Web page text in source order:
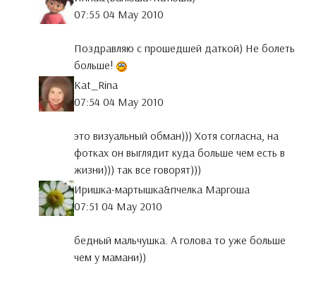
07:55 04 May 2010
Поздравляю с прошедшей даткой) Не болеть
больше!
Kat_Rina
07:54 04 May 2010
это визуальный обман))) Хотя согласна, на
фотках он выглядит куда больше чем есть в
жизни))) так все говорят)))
Иришка-мартышка&пчелка Маргоша
07:51 04 May 2010
бедный мальчушка. А голова то уже больше
чем у мамани))